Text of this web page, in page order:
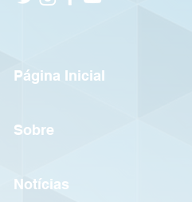
Página Inicial
Sobre
Notícias